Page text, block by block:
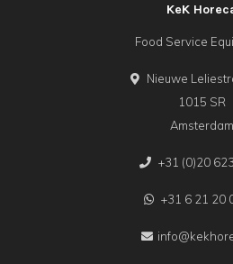
KeK
Food Service
Nieuwe
1015 SR
Amsterdam
+31 (0)20
+31 6 21 20